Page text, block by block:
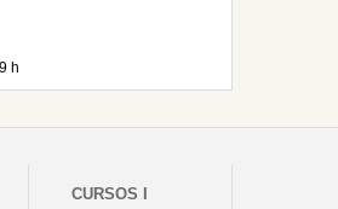
h
CURSOS I